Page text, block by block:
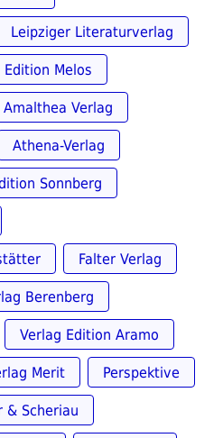
Leipziger Literaturverlag
Edition Melos
Amalthea Verlag
Athena-Verlag
Sonnberg
Falter Verlag
Berenberg
Verlag Edition Aramo
Merit Perspektive
& Scheriau